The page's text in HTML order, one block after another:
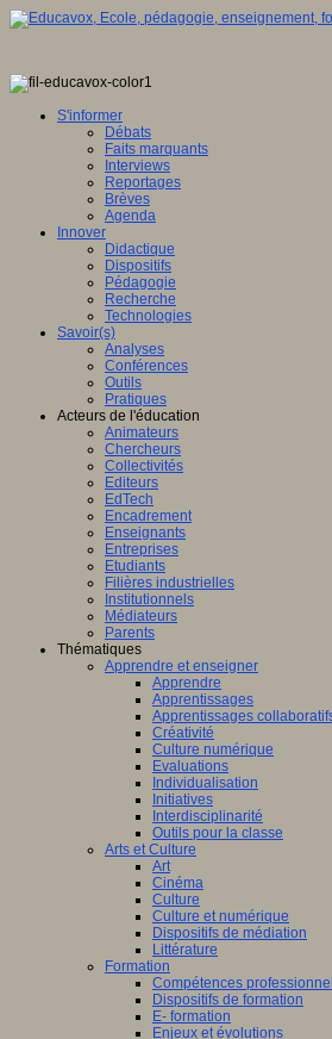
S'informer
Débats
Faits marquants
Interviews
Reportages
Brèves
Agenda
Innover
Didactique
Dispositifs
Pédagogie
Recherche
Technologies
Savoir(s)
Analyses
Conférences
Outils
Pratiques
Acteurs de l'éducation
Animateurs
Chercheurs
Collectivités
Editeurs
EdTech
Encadrement
Enseignants
Entreprises
Etudiants
Filières industrielles
Institutionnels
Médiateurs
Parents
Thématiques
Apprendre et enseigner
Apprendre
Apprentissages
Apprentissages
Créativité
Culture numérique
Evaluations
Individualisation
Initiatives
Interdisciplinarité
Outils pour la classe
Arts et Culture
Art
Cinéma
Culture
Culture et numérique
Dispositifs de médiation
Littérature
Formation
Compétences
Dispositifs de formation
E- formation
Enjeux et évolutions